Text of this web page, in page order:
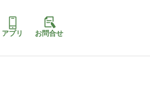
アプリ お問合せ